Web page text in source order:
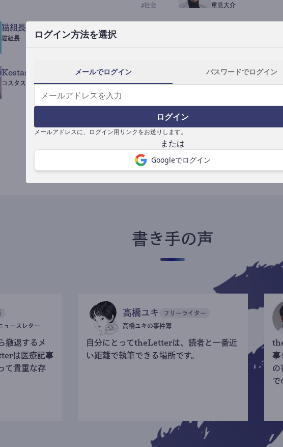
ログイン方法を選択
メールでログイン パスワードでログイン
ログイン
メールアドレスに、ログイン用リンクをお送りします。
Googleでログイン
#社会 重見大介
猫組長POST
猫組長
なつなつ（化粧品・皮膚
Kostas Beauty News
コスタス
ｺｯｶﾗSaaS
書き手になる
書き手の声
ュースレター
撤退するメ
は医療記事
て貴重な存
高橋ユキ フリーライター
高橋ユキの事件簿
自分にとってtheLetterは、読者と一番近
い距離で執筆できる場所です。
事
の
で